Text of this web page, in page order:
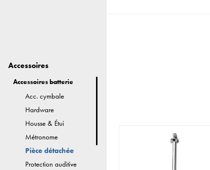
Accessoires
Accessoires batterie
Acc. cymbale
Hardware
Housse & Étui
Métronome
Pièce détachée
Protection auditive